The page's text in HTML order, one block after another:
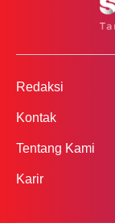
Redaksi
Kontak
Tentang Kami
Karir